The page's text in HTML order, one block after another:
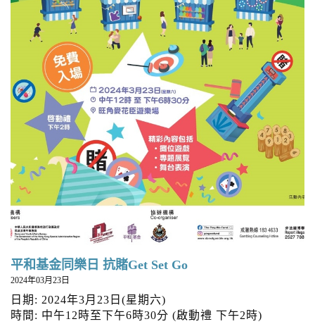
平和基金同樂日 抗賭Get Set Go
2024年03月23日
日期: 2024年3月23日(星期六)
時間: 中午12時至下午6時30分 (啟動禮 下午2時)